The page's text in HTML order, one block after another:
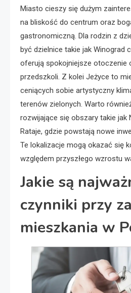
Miasto cieszy się dużym
na bliskość do centrum oraz
gastronomiczną. Dla rodzin z
być dzielnice takie jak Winograd
oferują spokojniejsze otoczenie
przedszkoli. Z kolei Jeżyce to
ceniących sobie artystyczny
terenów zielonych. Warto
rozwijające się obszary takie jak
Rataje, gdzie powstają nowe
Te lokalizacje mogą okazać się
względem przyszłego wzrostu
Jakie są
czynniki przy
mieszkania w